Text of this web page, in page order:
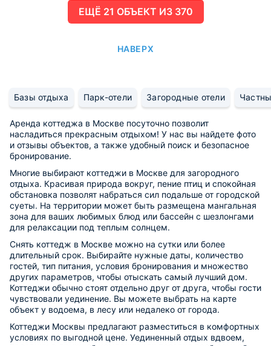
ЕЩË 21 ОБЪЕКТ ИЗ 370
НАВЕРХ
Базы отдыха Парк-отели Загородные отели
Аренда коттеджа в Москве посуточно позволит
насладиться прекрасным отдыхом! У нас вы найдете фото
и отзывы объектов, а также удобный поиск и безопасное
бронирование.
Многие выбирают коттеджи в Москве для загородного
отдыха. Красивая природа вокруг, пение птиц и спокойная
обстановка позволят набраться сил подальше от городской
суеты. На территории может быть размещена мангальная
зона для ваших любимых блюд или бассейн с шезлонгами
для релаксации под теплым солнцем.
Снять коттедж в Москве можно на сутки или более
длительный срок. Выбирайте нужные даты, количество
гостей, тип питания, условия бронирования и множество
других параметров, чтобы отыскать самый лучший дом.
Коттеджи обычно стоят отдельно друг от друга, чтобы гости
чувствовали уединение. Вы можете выбрать на карте
объект у водоема, в лесу или недалеко от города.
Коттеджи Москвы предлагают разместиться в комфортных
условиях по выгодной цене. Уединенный отдых вдвоем,